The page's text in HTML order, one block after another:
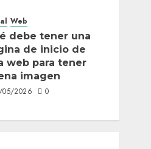
Web
debe tener una
de inicio de
web para tener
imagen
05/2026 0